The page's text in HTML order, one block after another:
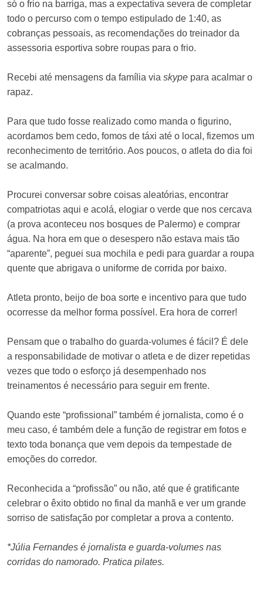
só o frio na barriga, mas a expectativa severa de completar
todo o percurso com o tempo estipulado de 1:40, as
cobranças pessoais, as recomendações do treinador da
assessoria esportiva sobre roupas para o frio.
Recebi até mensagens da família viaskype para acalmar o
rapaz.
Para que tudo fosse realizado como manda o figurino,
acordamos bem cedo, fomos de táxi até o local, fizemos um
reconhecimento de território. Aos poucos, o atleta do dia foi
se acalmando.
Procurei conversar sobre coisas aleatórias, encontrar
compatriotas aqui e acolá, elogiar o verde que nos cercava
(a prova aconteceu nos bosques de Palermo) e comprar
água. Na hora em que o desespero não estava mais tão
“aparente”, peguei sua mochila e pedi para guardar a roupa
quente que abrigava o uniforme de corrida por baixo.
Atleta pronto, beijo de boa sorte e incentivo para que tudo
ocorresse da melhor forma possível. Era hora de correr!
Pensam que o trabalho do guarda-volumes é fácil? É dele
a responsabilidade de motivar o atleta e de dizer repetidas
vezes que todo o esforço já desempenhado nos
treinamentos é necessário para seguir em frente.
Quando este “profissional” também é jornalista, como é o
meu caso, é também dele a função de registrar em fotos e
texto toda bonança que vem depois da tempestade de
emoções do corredor.
Reconhecida a “profissão” ou não, até que é gratificante
celebrar o êxito obtido no final da manhã e ver um grande
sorriso de satisfação por completar a prova a contento.
*Júlia Fernandes é jornalista e guarda-volumes nas
corridas do namorado. Pratica pilates.